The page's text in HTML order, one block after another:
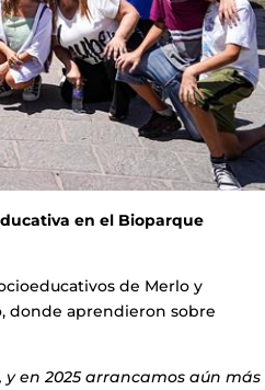
en el Bioparque
de Merlo y
donde aprendieron sobre
y en 2025 arrancamos aún más